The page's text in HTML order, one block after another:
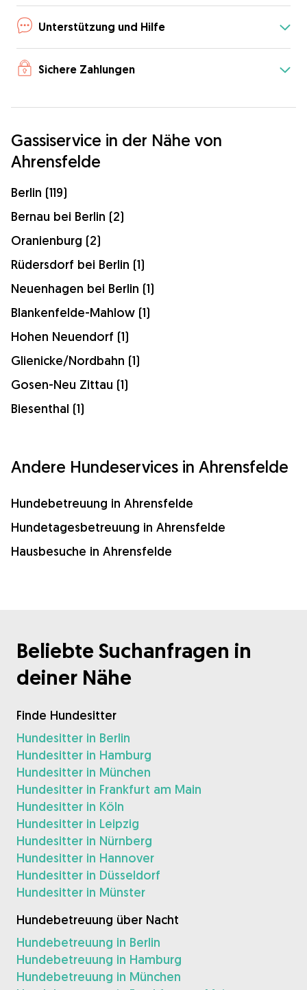
Unterstützung und Hilfe
Sichere Zahlungen
Gassiservice in der Nähe von
Ahrensfelde
Berlin (119)
Bernau bei Berlin (2)
Oranienburg (2)
Rüdersdorf bei Berlin (1)
Neuenhagen bei Berlin (1)
Blankenfelde-Mahlow (1)
Hohen Neuendorf (1)
Glienicke/Nordbahn (1)
Gosen-Neu Zittau (1)
Biesenthal (1)
Andere Hundeservices in Ahrensfelde
Hundebetreuung in Ahrensfelde
Hundetagesbetreuung in Ahrensfelde
Hausbesuche in Ahrensfelde
Beliebte Suchanfragen in
deiner Nähe
Finde Hundesitter
Hundesitter in Berlin
Hundesitter in Hamburg
Hundesitter in München
Hundesitter in Frankfurt am Main
Hundesitter in Köln
Hundesitter in Leipzig
Hundesitter in Nürnberg
Hundesitter in Hannover
Hundesitter in Düsseldorf
Hundesitter in Münster
Hundebetreuung über Nacht
Hundebetreuung in Berlin
Hundebetreuung in Hamburg
Hundebetreuung in München